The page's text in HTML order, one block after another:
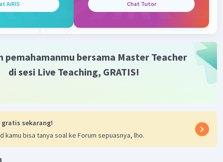
Iklan
terverifikasi
bangun ruang tiga dimensi yang dibatasi oleh enam
AiRIS Chat Tutor
pemahamanmu bersama Master Teacher
di sesi Live Teaching, GRATIS!
gratis sekarang!
kamu bisa tanya soal ke Forum sepuasnya, lho.